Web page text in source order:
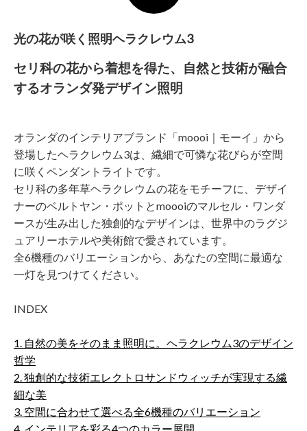
光の花が咲く照明ヘラクレウム3
セリ科の花から着想を得た、自然と技術が融合
するオランダ発デザイン照明
オランダのインテリアブランド「moooi｜モーイ」から
登場したヘラクレウム3は、繊細で可憐な花びらが空間
に咲くペンダントライトです。
セリ科の多年草ヘラクレウムの花をモチーフに、デザイ
ナーのベルトヤン・ポットとmoooiのマルセル・ワンダ
ースが生み出した独創的なデザインは、世界中のラグジ
ュアリーホテルや美術館で愛されています。
全6機種のバリエーションから、あなたの空間に最適な
一灯を見つけてください。
INDEX
1. 自然の美をそのまま照明に。ヘラクレウム3のデザイン
哲学
2. 独創的な技術エレクトロサンドウィッチが実現する繊
細な美
3. 空間に合わせて選べる全6機種のバリエーション
4. インテリアを彩る4つのカラー展開